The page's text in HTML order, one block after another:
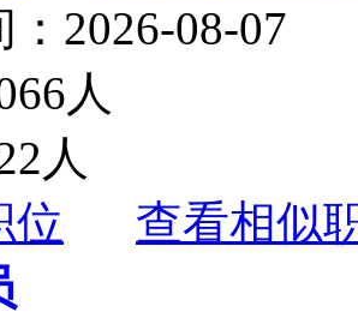
2026-08-07
人
人
位
查看相似